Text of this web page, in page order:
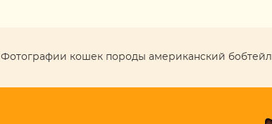
Фотографии кошек породы американский бобтейл